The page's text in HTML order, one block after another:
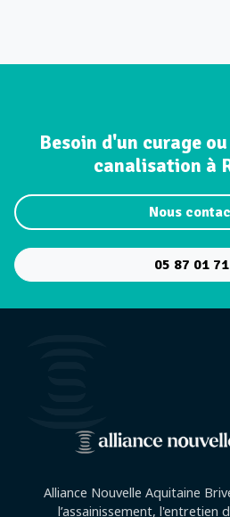
Besoin d'un curage
canalisation à
Nous
05 87 01
Alliance Nouvelle Aquitaine
l’assainissement, l'entretien